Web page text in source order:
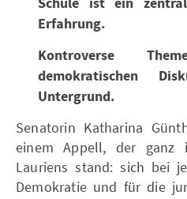
Erfahrung.
Kontroverse
demokratischen
Untergrund.
Senatorin Katharina
einem Appell, der ganz
Lauriens stand: sich bei
Demokratie und für die